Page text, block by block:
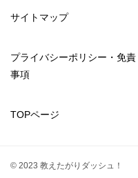
サイトマップ
プライバシーポリシー・免責
事項
TOPページ
© 2023 教えたがりダッシュ！